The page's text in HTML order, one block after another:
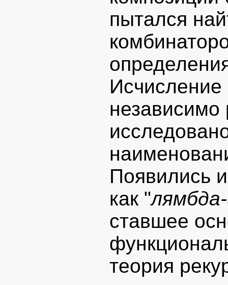
пытался
независимо
Появились
как "
ставшее
теория